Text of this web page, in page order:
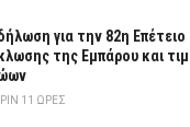
για την 82η
της Εμπάρου και
11 ΏΡΕΣ